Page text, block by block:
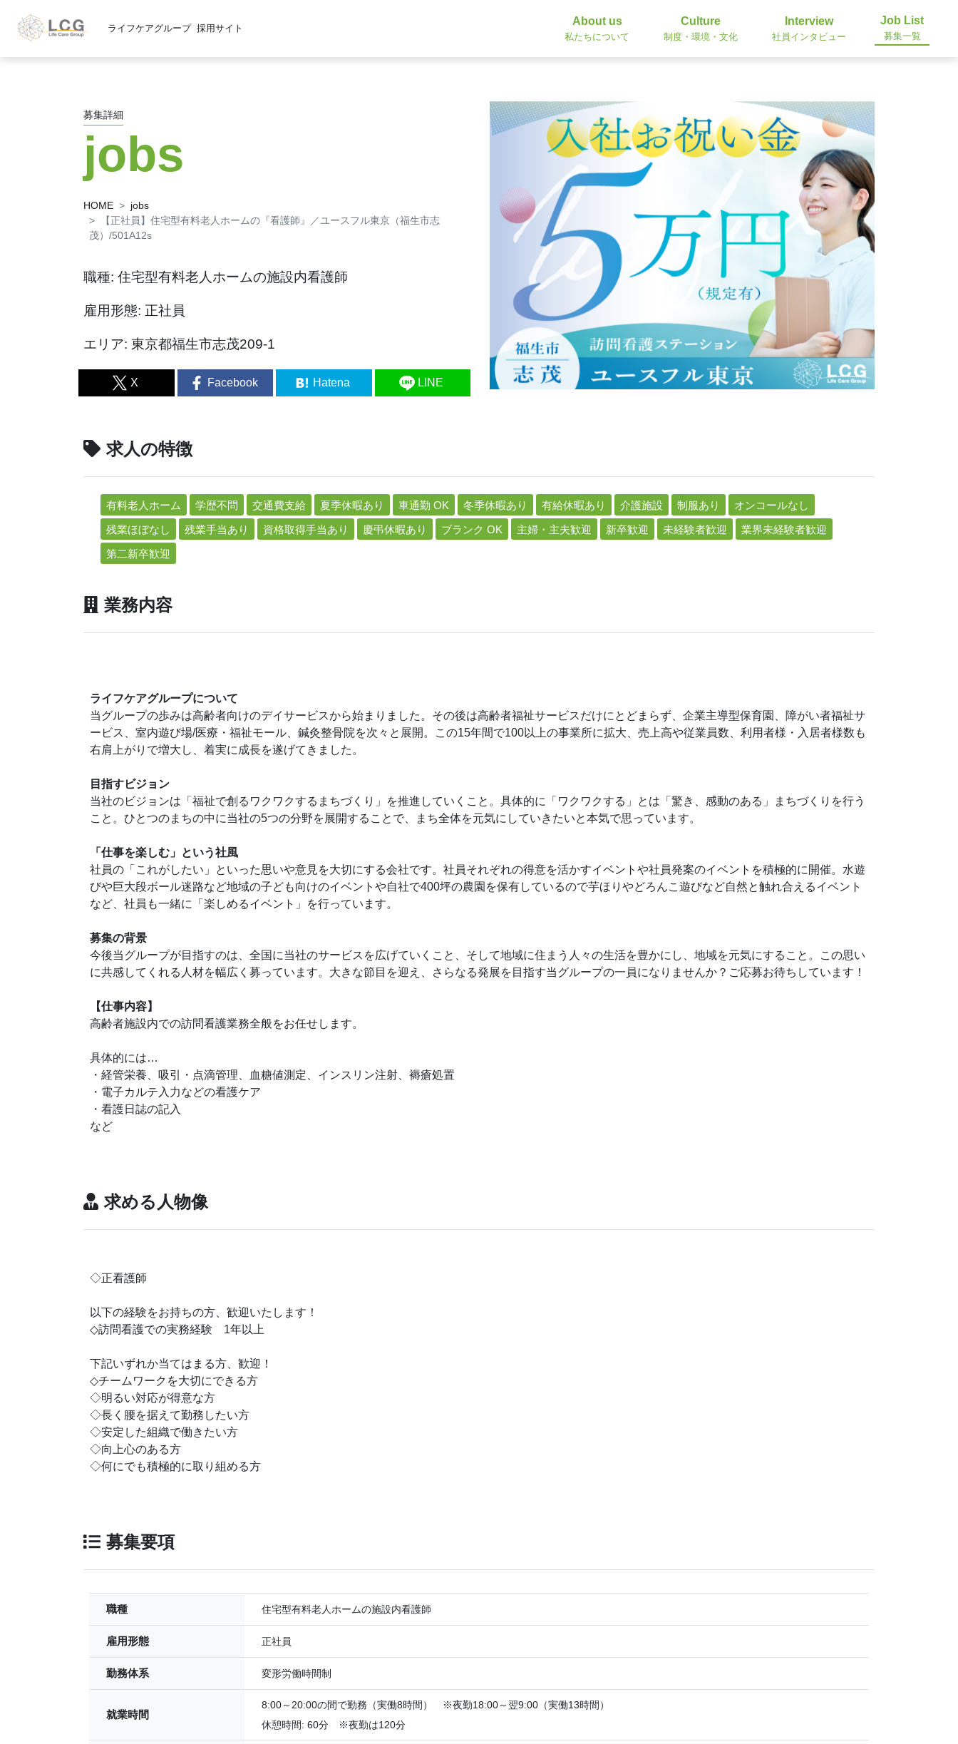
ライフケアグループ 採用サイト
About us
私たちについて
Culture
制度・環境・文化
Interview
社員インタビュー
Job List
募集一覧
募集詳細
jobs
HOME
jobs
【正社員】住宅型有料老人ホームの『看護師』／ユースフル東京（福生市志
茂）/501A12s
職種: 住宅型有料老人ホームの施設内看護師
雇用形態: 正社員
エリア: 東京都福生市志茂209-1
X Facebook Hatena LINE
求人の特徴
有料老人ホーム 学歴不問 交通費支給 夏季休暇あり 車通勤 OK 冬季休暇あり 有給休暇あり 介護施設 制服あり
オンコールなし
残業ほぼなし
残業手当あり 資格取得手当あり 慶弔休暇あり ブランク OK 主婦・主夫歓迎 新卒歓迎 未経験者歓迎
業界未経験者歓迎
第二新卒歓迎
業務内容
ライフケアグループについて
当グループの歩みは高齢者向けのデイサービスから始まりました。その後は高齢者福祉サービスだけにとどまらず、企業主導型保育園、障がい者福祉サ
ービス、室内遊び場/医療・福祉モール、鍼灸整骨院を次々と展開。この15年間で100以上の事業所に拡大、売上高や従業員数、利用者様・入居者様数も
右肩上がりで増大し、着実に成長を遂げてきました。
目指すビジョン
当社のビジョンは「福祉で創るワクワクするまちづくり」を推進していくこと。具体的に「ワクワクする」とは「驚き、感動のある」まちづくりを行う
こと。ひとつのまちの中に当社の5つの分野を展開することで、まち全体を元気にしていきたいと本気で思っています。
「仕事を楽しむ」という社風
社員の「これがしたい」といった思いや意見を大切にする会社です。社員それぞれの得意を活かすイベントや社員発案のイベントを積極的に開催。水遊
びや巨大段ボール迷路など地域の子ども向けのイベントや自社で400坪の農園を保有しているので芋ほりやどろんこ遊びなど自然と触れ合えるイベント
など、社員も一緒に「楽しめるイベント」を行っています。
募集の背景
今後当グループが目指すのは、全国に当社のサービスを広げていくこと、そして地域に住まう人々の生活を豊かにし、地域を元気にすること。この思い
に共感してくれる人材を幅広く募っています。大きな節目を迎え、さらなる発展を目指す当グループの一員になりませんか？ご応募お待ちしています！
【仕事内容】
高齢者施設内での訪問看護業務全般をお任せします。
具体的には…
・経管栄養、吸引・点滴管理、血糖値測定、インスリン注射、褥瘡処置
・電子カルテ入力などの看護ケア
・看護日誌の記入
など
求める人物像
◇正看護師
以下の経験をお持ちの方、歓迎いたします！
◇訪問看護での実務経験 1年以上
下記いずれか当てはまる方、歓迎！
◇チームワークを大切にできる方
◇明るい対応が得意な方
◇長く腰を据えて勤務したい方
◇安定した組織で働きたい方
◇向上心のある方
◇何にでも積極的に取り組める方
募集要項
職種 住宅型有料老人ホームの施設内看護師
雇用形態 正社員
勤務体系 変形労働時間制
就業時間
8:00～20:00の間で勤務（実働8時間） ※夜勤18:00～翌9:00（実働13時間）
休憩時間: 60分 ※夜勤は120分